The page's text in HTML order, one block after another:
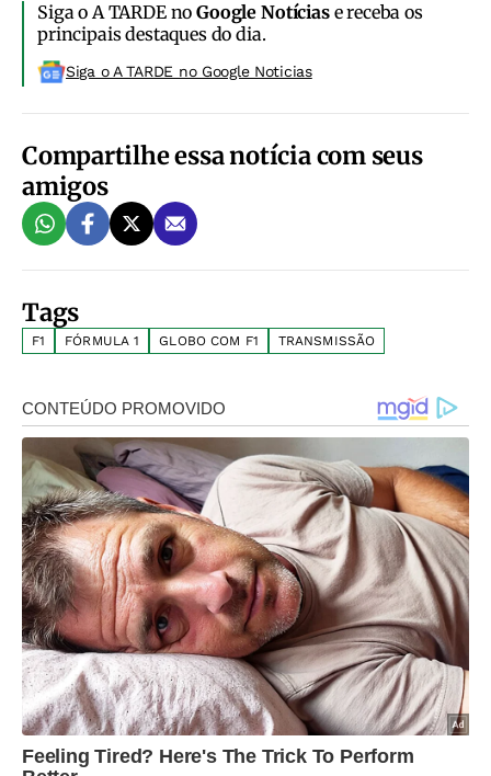
Siga o A TARDE noGoogle Notíciase receba os
principais destaques do dia.
Siga o A TARDE no Google Noticias
Compartilhe essa notícia com seus
amigos
Tags
F1 FÓRMULA 1 GLOBO COM F1 TRANSMISSÃO